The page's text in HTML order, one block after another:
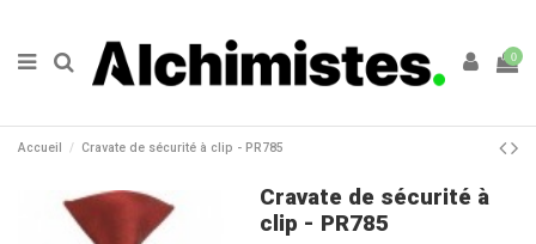
0
Accueil Cravate de sécurité à clip - PR785
Cravate de sécurité à
clip - PR785